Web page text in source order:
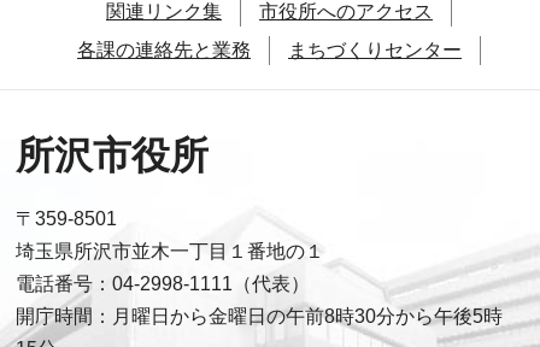
関連リンク集
市役所へのアクセス
各課の連絡先と業務
まちづくりセンター
所沢市役所
〒359-8501
埼玉県所沢市並木一丁目１番地の１
電話番号：04-2998-1111（代表）
開庁時間：月曜日から金曜日の午前8時30分から午後5時